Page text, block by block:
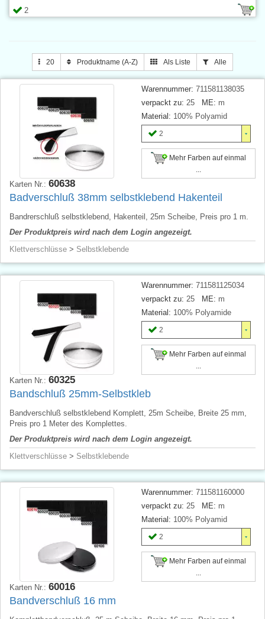
2
20 Produktname (A-Z) Als Liste Alle
Warennummer: 711581138035
verpackt zu: 25 ME: m
Material: 100% Polyamid
2
Mehr Farben auf einmal
Karten Nr.: 60638
Badverschluß 38mm selbstklebend Hakenteil
Bandrerschluß selbstklebend, Hakenteil, 25m Scheibe, Preis pro 1 m.
Der Produktpreis wird nach dem Login angezeigt.
Klettverschlüsse > Selbstklebende
Warennummer: 711581125034
verpackt zu: 25 ME: m
Material: 100% Polyamide
2
Mehr Farben auf einmal
Karten Nr.: 60325
Bandschluß 25mm-Selbstkleb
Bandverschluß selbstklebend Komplett, 25m Scheibe, Breite 25 mm,
Preis pro 1 Meter des Komplettes.
Der Produktpreis wird nach dem Login angezeigt.
Klettverschlüsse > Selbstklebende
Warennummer: 711581160000
verpackt zu: 25 ME: m
Material: 100% Polyamid
2
Mehr Farben auf einmal
Karten Nr.: 60016
Bandverschluß 16 mm